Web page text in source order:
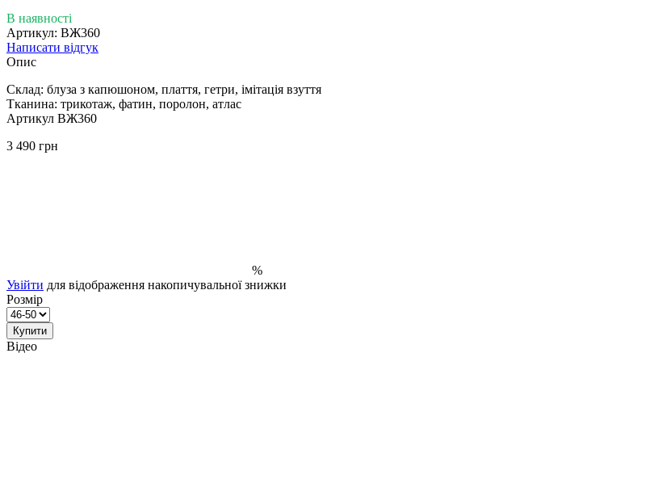
В наявності
Артикул: ВЖ360
Написати відгук
Опис
Склад: блуза з капюшоном, плаття, гетри, імітація взуття
Тканина: трикотаж, фатин, поролон, атлас
Артикул ВЖ360
3 490 грн
%
Увійти для відображення накопичувальної знижки
Розмір
Купити
Відео